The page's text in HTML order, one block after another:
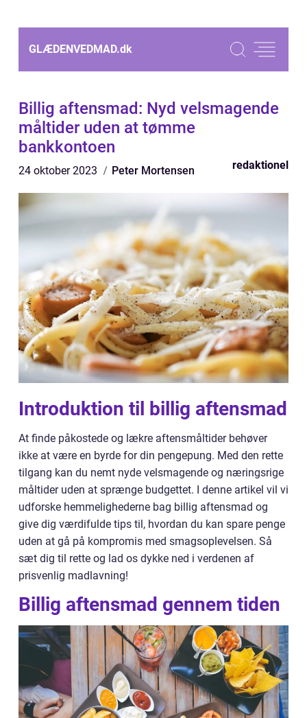
GLÆDENVEDMAD.dk
Billig aftensmad: Nyd velsmagende
måltider uden at tømme
bankkontoen
24 oktober 2023 Peter Mortensen redaktionel
Introduktion til billig aftensmad
At finde påkostede og lækre aftensmåltider behøver
ikke at være en byrde for din pengepung. Med den rette
tilgang kan du nemt nyde velsmagende og næringsrige
måltider uden at sprænge budgettet. I denne artikel vil vi
udforske hemmelighederne bag billig aftensmad og
give dig værdifulde tips til, hvordan du kan spare penge
uden at gå på kompromis med smagsoplevelsen. Så
sæt dig til rette og lad os dykke ned i verdenen af
prisvenlig madlavning!
Billig aftensmad gennem tiden